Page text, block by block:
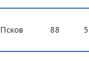
Псков 88